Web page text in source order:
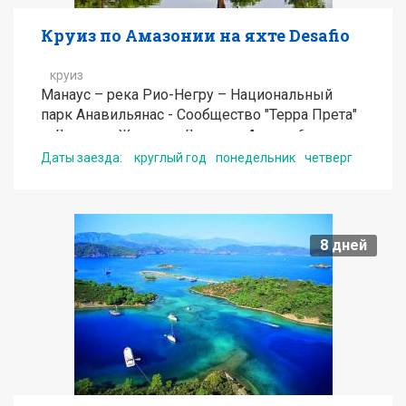
Круиз по Амазонии на яхте Desafio
круиз
Манаус – река Рио-Негру – Национальный
парк Анавильянас - Сообщество "Терра Прета"
– Деревня Жараки - Деревня Аджатуба -
Плавучая станция Recanto dos Botos - Встреча
Даты заезда: круглый год понедельник четверг
Подробнее
Получить консультацию по туру
8 дней